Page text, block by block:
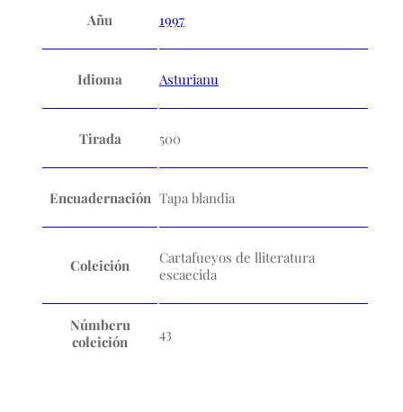
Añu 1997
Idioma Asturianu
Tirada 500
Encuadernación Tapa blandia
Coleición
Cartafueyos de lliteratura
escaecida
Númberu
coleición
43